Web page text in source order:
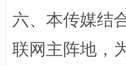
六、本传媒结
联网主阵地，